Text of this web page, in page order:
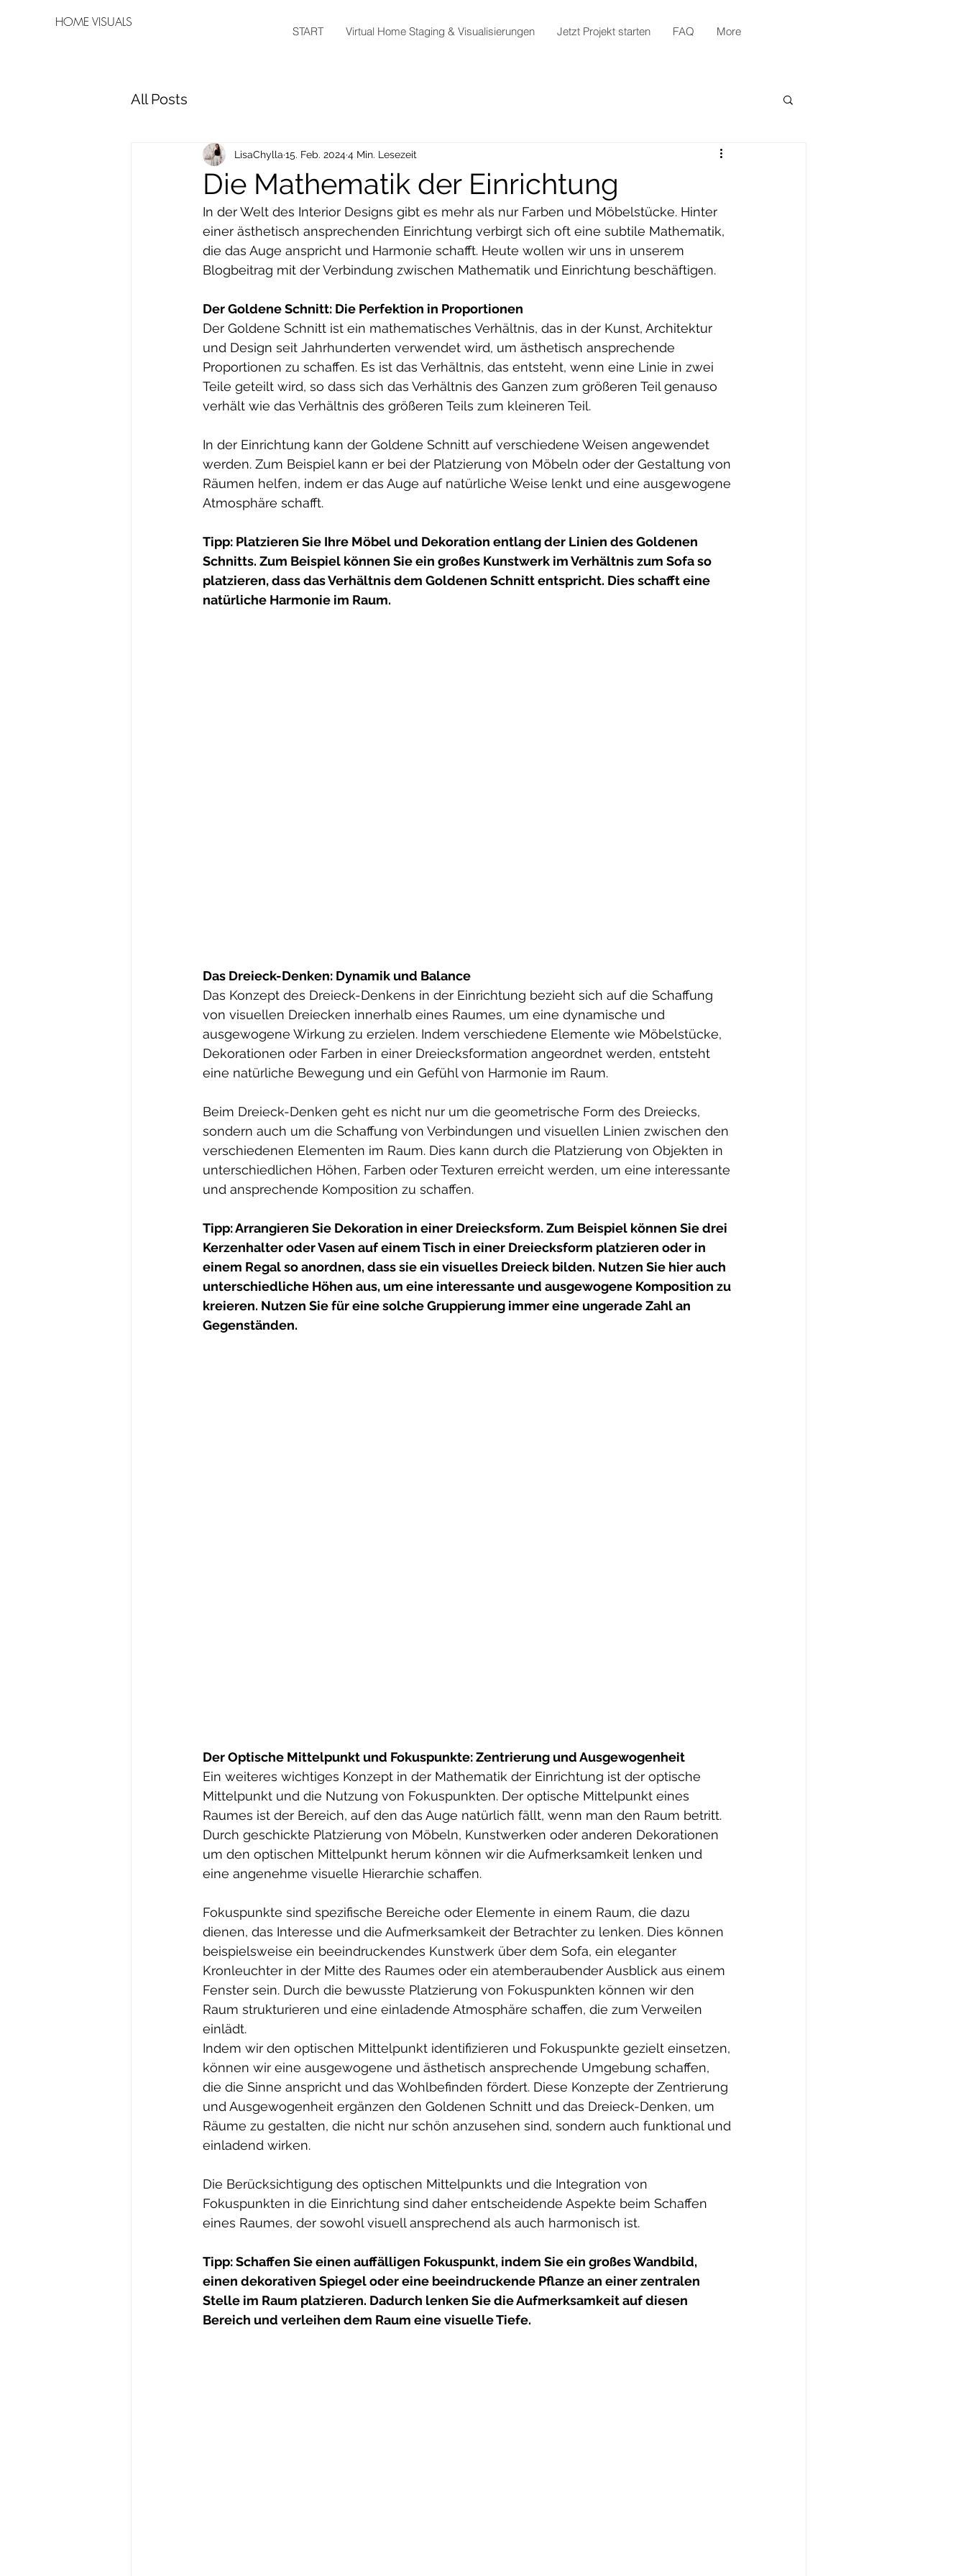
HOME VISUALS
START Virtual Home Staging & Visualisierungen Jetzt Projekt starten FAQ More
All Posts
Die Mathematik der Einrichtung
LisaChylla 15. Feb. 20244 Min. Lesezeit
In der Welt des Interior Designs gibt es mehr als nur Farben und Möbelstücke. Hinter
einer ästhetisch ansprechenden Einrichtung verbirgt sich oft eine subtile Mathematik,
die das Auge anspricht und Harmonie schafft. Heute wollen wir uns in unserem
Blogbeitrag mit der Verbindung zwischen Mathematik und Einrichtung beschäftigen.
Der Goldene Schnitt: Die Perfektion in Proportionen
Der Goldene Schnitt ist ein mathematisches Verhältnis, das in der Kunst, Architektur
und Design seit Jahrhunderten verwendet wird, um ästhetisch ansprechende
Proportionen zu schaffen. Es ist das Verhältnis, das entsteht, wenn eine Linie in zwei
Teile geteilt wird, so dass sich das Verhältnis des Ganzen zum größeren Teil genauso
verhält wie das Verhältnis des größeren Teils zum kleineren Teil.
In der Einrichtung kann der Goldene Schnitt auf verschiedene Weisen angewendet
werden. Zum Beispiel kann er bei der Platzierung von Möbeln oder der Gestaltung von
Räumen helfen, indem er das Auge auf natürliche Weise lenkt und eine ausgewogene
Atmosphäre schafft.
Tipp: Platzieren Sie Ihre Möbel und Dekoration entlang der Linien des Goldenen
Schnitts. Zum Beispiel können Sie ein großes Kunstwerk im Verhältnis zum Sofa so
platzieren, dass das Verhältnis dem Goldenen Schnitt entspricht. Dies schafft eine
natürliche Harmonie im Raum.
Das Dreieck-Denken: Dynamik und Balance
Das Konzept des Dreieck-Denkens in der Einrichtung bezieht sich auf die Schaffung
von visuellen Dreiecken innerhalb eines Raumes, um eine dynamische und
ausgewogene Wirkung zu erzielen. Indem verschiedene Elemente wie Möbelstücke,
Dekorationen oder Farben in einer Dreiecksformation angeordnet werden, entsteht
eine natürliche Bewegung und ein Gefühl von Harmonie im Raum.
Beim Dreieck-Denken geht es nicht nur um die geometrische Form des Dreiecks,
sondern auch um die Schaffung von Verbindungen und visuellen Linien zwischen den
verschiedenen Elementen im Raum. Dies kann durch die Platzierung von Objekten in
unterschiedlichen Höhen, Farben oder Texturen erreicht werden, um eine interessante
und ansprechende Komposition zu schaffen.
Tipp: Arrangieren Sie Dekoration in einer Dreiecksform. Zum Beispiel können Sie drei
Kerzenhalter oder Vasen auf einem Tisch in einer Dreiecksform platzieren oder in
einem Regal so anordnen, dass sie ein visuelles Dreieck bilden. Nutzen Sie hier auch
unterschiedliche Höhen aus, um eine interessante und ausgewogene Komposition zu
kreieren. Nutzen Sie für eine solche Gruppierung immer eine ungerade Zahl an
Gegenständen.
Der Optische Mittelpunkt und Fokuspunkte: Zentrierung und Ausgewogenheit
Ein weiteres wichtiges Konzept in der Mathematik der Einrichtung ist der optische
Mittelpunkt und die Nutzung von Fokuspunkten. Der optische Mittelpunkt eines
Raumes ist der Bereich, auf den das Auge natürlich fällt, wenn man den Raum betritt.
Durch geschickte Platzierung von Möbeln, Kunstwerken oder anderen Dekorationen
um den optischen Mittelpunkt herum können wir die Aufmerksamkeit lenken und
eine angenehme visuelle Hierarchie schaffen.
Fokuspunkte sind spezifische Bereiche oder Elemente in einem Raum, die dazu
dienen, das Interesse und die Aufmerksamkeit der Betrachter zu lenken. Dies können
beispielsweise ein beeindruckendes Kunstwerk über dem Sofa, ein eleganter
Kronleuchter in der Mitte des Raumes oder ein atemberaubender Ausblick aus einem
Fenster sein. Durch die bewusste Platzierung von Fokuspunkten können wir den
Raum strukturieren und eine einladende Atmosphäre schaffen, die zum Verweilen
einlädt.
Indem wir den optischen Mittelpunkt identifizieren und Fokuspunkte gezielt einsetzen,
können wir eine ausgewogene und ästhetisch ansprechende Umgebung schaffen,
die die Sinne anspricht und das Wohlbefinden fördert. Diese Konzepte der Zentrierung
und Ausgewogenheit ergänzen den Goldenen Schnitt und das Dreieck-Denken, um
Räume zu gestalten, die nicht nur schön anzusehen sind, sondern auch funktional und
einladend wirken.
Die Berücksichtigung des optischen Mittelpunkts und die Integration von
Fokuspunkten in die Einrichtung sind daher entscheidende Aspekte beim Schaffen
eines Raumes, der sowohl visuell ansprechend als auch harmonisch ist.
Tipp: Schaffen Sie einen auffälligen Fokuspunkt, indem Sie ein großes Wandbild,
einen dekorativen Spiegel oder eine beeindruckende Pflanze an einer zentralen
Stelle im Raum platzieren. Dadurch lenken Sie die Aufmerksamkeit auf diesen
Bereich und verleihen dem Raum eine visuelle Tiefe.